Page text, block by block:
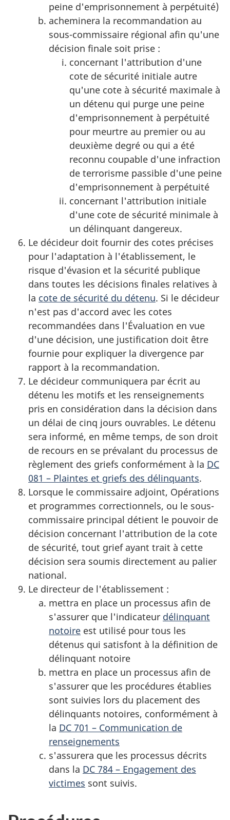
peine d'emprisonnement à perpétuité)
acheminera la recommandation au
sous-commissaire régional afin qu'une
décision finale soit prise :
concernant l'attribution d'une
cote de sécurité initiale autre
qu'une cote à sécurité maximale à
un détenu qui purge une peine
d'emprisonnement à perpétuité
pour meurtre au premier ou au
deuxième degré ou qui a été
reconnu coupable d'une infraction
de terrorisme passible d'une peine
d'emprisonnement à perpétuité
concernant l'attribution initiale
d'une cote de sécurité minimale à
un délinquant dangereux.
Le décideur doit fournir des cotes précises
pour l'adaptation à l'établissement, le
risque d'évasion et la sécurité publique
dans toutes les décisions finales relatives à
la cote de sécurité du détenu. Si le décideur
n'est pas d'accord avec les cotes
recommandées dans l'Évaluation en vue
d'une décision, une justification doit être
fournie pour expliquer la divergence par
rapport à la recommandation.
Le décideur communiquera par écrit au
détenu les motifs et les renseignements
pris en considération dans la décision dans
un délai de cinq jours ouvrables. Le détenu
sera informé, en même temps, de son droit
de recours en se prévalant du processus de
règlement des griefs conformément à la DC
081 – Plaintes et griefs des délinquants.
Lorsque le commissaire adjoint, Opérations
et programmes correctionnels, ou le sous-
commissaire principal détient le pouvoir de
décision concernant l'attribution de la cote
de sécurité, tout grief ayant trait à cette
décision sera soumis directement au palier
national.
Le directeur de l'établissement :
mettra en place un processus afin de
s'assurer que l'indicateur délinquant
notoire est utilisé pour tous les
détenus qui satisfont à la définition de
délinquant notoire
mettra en place un processus afin de
s'assurer que les procédures établies
sont suivies lors du placement des
délinquants notoires, conformément à
la DC 701 – Communication de
renseignements
s'assurera que les processus décrits
dans la DC 784 – Engagement des
victimes sont suivis.